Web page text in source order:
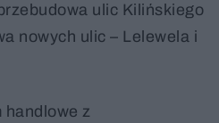
ulic Kilińskiego
nowych ulic – Lelewela i
handlowe z